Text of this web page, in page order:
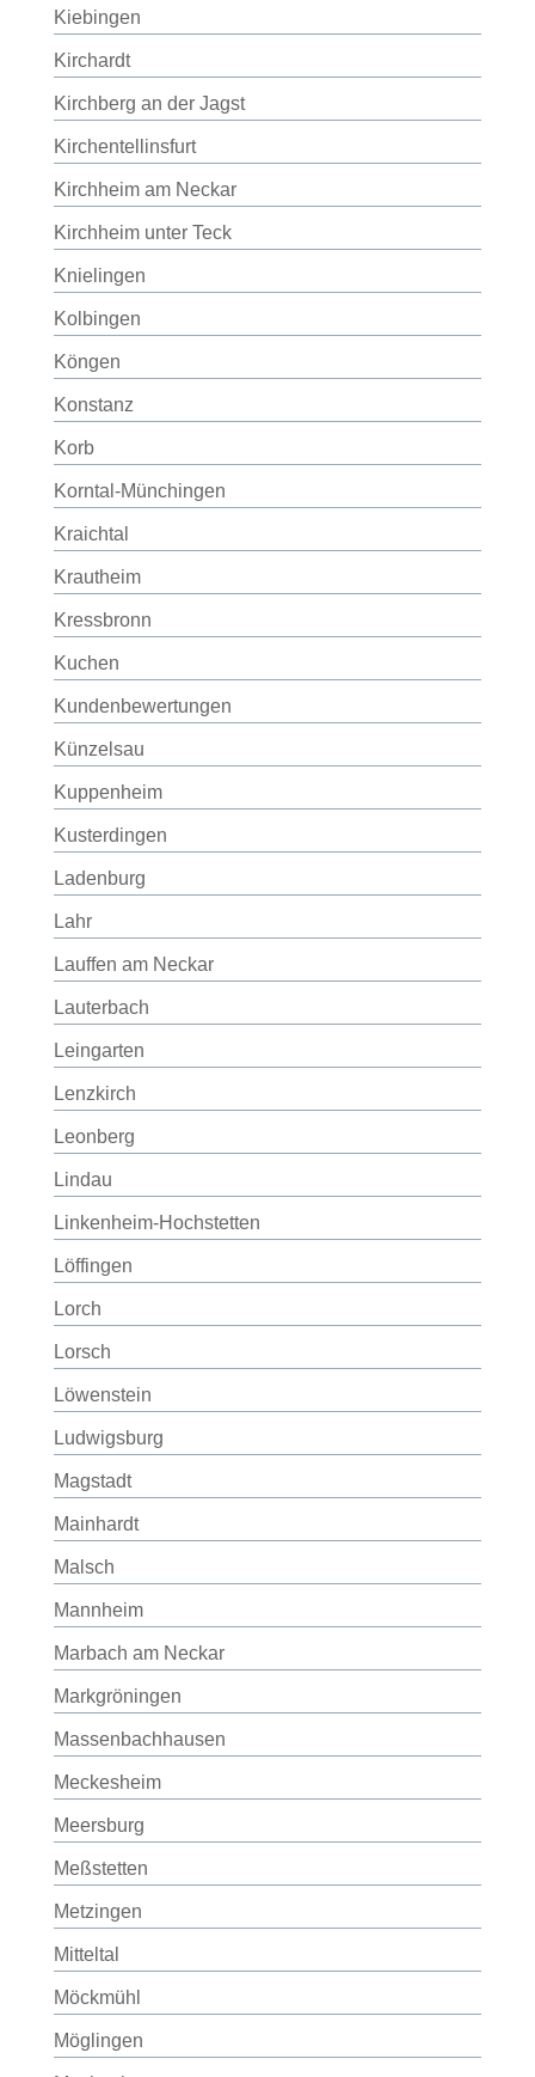
Kiebingen
Kirchardt
Kirchberg an der Jagst
Kirchentellinsfurt
Kirchheim am Neckar
Kirchheim unter Teck
Knielingen
Kolbingen
Köngen
Konstanz
Korb
Korntal-Münchingen
Kraichtal
Krautheim
Kressbronn
Kuchen
Kundenbewertungen
Künzelsau
Kuppenheim
Kusterdingen
Ladenburg
Lahr
Lauffen am Neckar
Lauterbach
Leingarten
Lenzkirch
Leonberg
Lindau
Linkenheim-Hochstetten
Löffingen
Lorch
Lorsch
Löwenstein
Ludwigsburg
Magstadt
Mainhardt
Malsch
Mannheim
Marbach am Neckar
Markgröningen
Massenbachhausen
Meckesheim
Meersburg
Meßstetten
Metzingen
Mitteltal
Möckmühl
Möglingen